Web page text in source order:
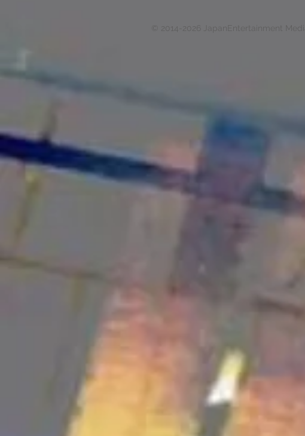
© 2014-2026 JapanEntertainment Media